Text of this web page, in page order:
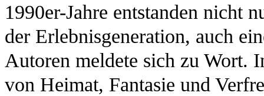
1990er-Jahre entstanden nicht
der Erlebnisgeneration, auch
Autoren meldete sich zu Wort.
von Heimat, Fantasie und